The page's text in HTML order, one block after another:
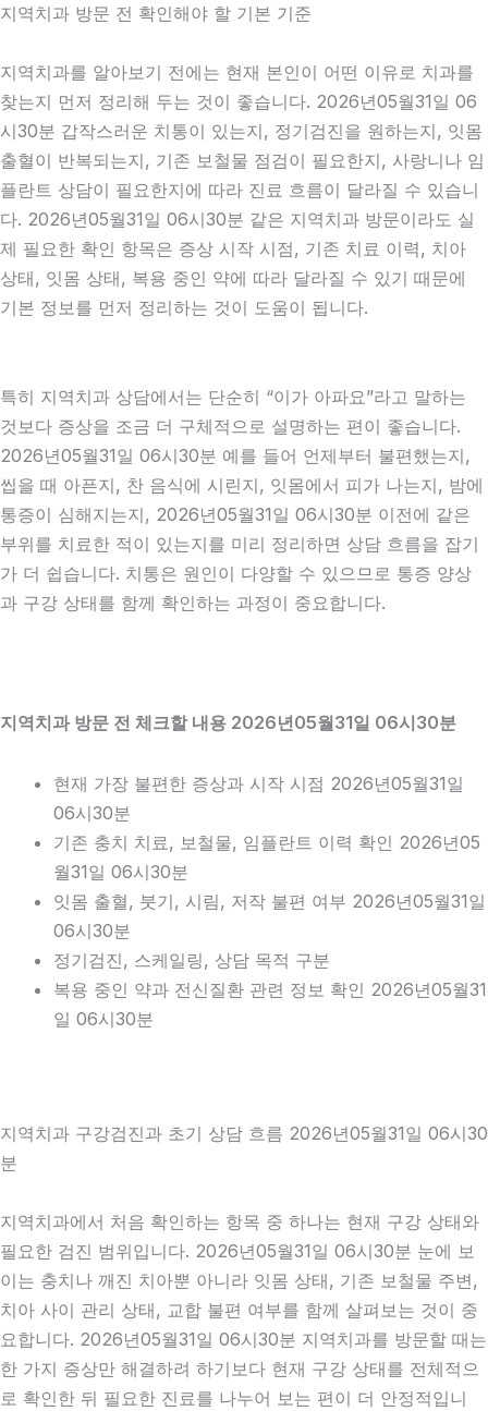
지역치과 방문 전 확인해야 할 기본 기준
지역치과를 알아보기 전에는 현재 본인이 어떤 이유로 치과를
찾는지 먼저 정리해 두는 것이 좋습니다. 2026년05월31일 06
시30분 갑작스러운 치통이 있는지, 정기검진을 원하는지, 잇몸
출혈이 반복되는지, 기존 보철물 점검이 필요한지, 사랑니나 임
플란트 상담이 필요한지에 따라 진료 흐름이 달라질 수 있습니
다. 2026년05월31일 06시30분 같은 지역치과 방문이라도 실
제 필요한 확인 항목은 증상 시작 시점, 기존 치료 이력, 치아
상태, 잇몸 상태, 복용 중인 약에 따라 달라질 수 있기 때문에
기본 정보를 먼저 정리하는 것이 도움이 됩니다.
특히 지역치과 상담에서는 단순히 “이가 아파요”라고 말하는
것보다 증상을 조금 더 구체적으로 설명하는 편이 좋습니다.
2026년05월31일 06시30분 예를 들어 언제부터 불편했는지,
씹을 때 아픈지, 찬 음식에 시린지, 잇몸에서 피가 나는지, 밤에
통증이 심해지는지, 2026년05월31일 06시30분 이전에 같은
부위를 치료한 적이 있는지를 미리 정리하면 상담 흐름을 잡기
가 더 쉽습니다. 치통은 원인이 다양할 수 있으므로 통증 양상
과 구강 상태를 함께 확인하는 과정이 중요합니다.
지역치과 방문 전 체크할 내용 2026년05월31일 06시30분
현재 가장 불편한 증상과 시작 시점 2026년05월31일
06시30분
기존 충치 치료, 보철물, 임플란트 이력 확인 2026년05
월31일 06시30분
잇몸 출혈, 붓기, 시림, 저작 불편 여부 2026년05월31일
06시30분
정기검진, 스케일링, 상담 목적 구분
복용 중인 약과 전신질환 관련 정보 확인 2026년05월31
일 06시30분
지역치과 구강검진과 초기 상담 흐름 2026년05월31일 06시30
분
지역치과에서 처음 확인하는 항목 중 하나는 현재 구강 상태와
필요한 검진 범위입니다. 2026년05월31일 06시30분 눈에 보
이는 충치나 깨진 치아뿐 아니라 잇몸 상태, 기존 보철물 주변,
치아 사이 관리 상태, 교합 불편 여부를 함께 살펴보는 것이 중
요합니다. 2026년05월31일 06시30분 지역치과를 방문할 때는
한 가지 증상만 해결하려 하기보다 현재 구강 상태를 전체적으
로 확인한 뒤 필요한 진료를 나누어 보는 편이 더 안정적입니